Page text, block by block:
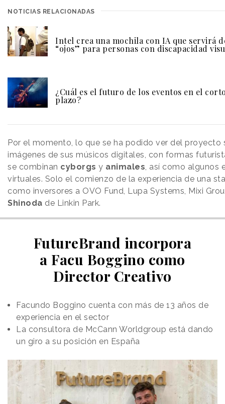
NOTICIAS RELACIONADAS
Intel crea una mochila con IA que servirá
“ojos” para personas con discapacidad
¿Cuál es el futuro de los eventos en el
plazo?
Por el momento, lo que se ha podido ver del proyecto
imágenes de sus músicos digitales, con formas
se combinan cyborgs y animales, así como algunos
virtuales. Solo el comienzo de la experiencia de una
como inversores a OVO Fund, Lupa Systems, Mixi
Shinoda de Linkin Park.
FutureBrand incorpora
a Facu Boggino como
Director Creativo
Facundo Boggino cuenta con más de 13 años de
experiencia en el sector
La consultora de McCann Worldgroup está dando
un giro a su posición en España